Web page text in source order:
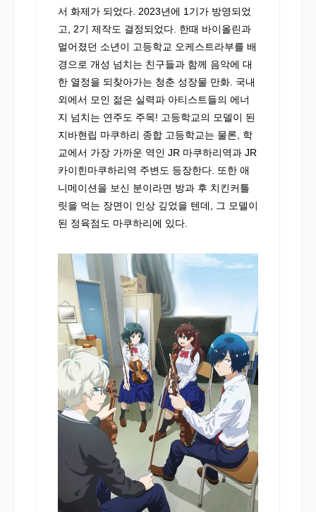
서 화제가 되었다. 2023년에 1기가 방영되었
고, 2기 제작도 결정되었다. 한때 바이올린과
멀어졌던 소년이 고등학교 오케스트라부를 배
경으로 개성 넘치는 친구들과 함께 음악에 대
한 열정을 되찾아가는 청춘 성장물 만화. 국내
외에서 모인 젊은 실력파 아티스트들의 에너
지 넘치는 연주도 주목! 고등학교의 모델이 된
지바현립 마쿠하리 종합 고등학교는 물론, 학
교에서 가장 가까운 역인 JR 마쿠하리역과 JR
카이힌마쿠하리역 주변도 등장한다. 또한 애
니메이션을 보신 분이라면 방과 후 치킨커틀
릿을 먹는 장면이 인상 깊었을 텐데, 그 모델이
된 정육점도 마쿠하리에 있다.